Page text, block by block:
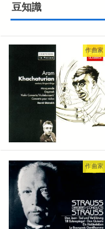
豆知識
作曲家
作曲家